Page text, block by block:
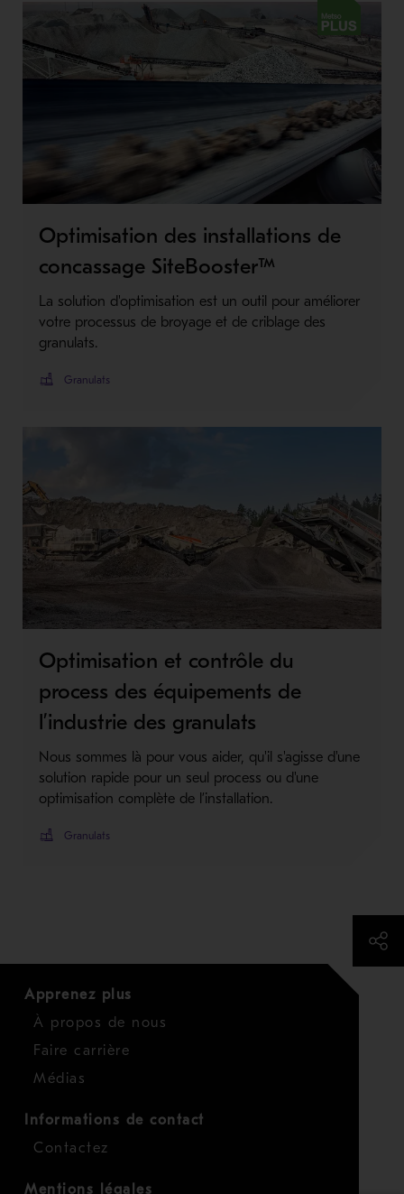
Metso Plus
Optimisation des installations de
concassage SiteBooster™
La solution d'optimisation est un outil pour améliorer
votre processus de broyage et de criblage des
granulats.
Granulats
Optimisation et contrôle du
process des équipements de
l’industrie des granulats
Nous sommes là pour vous aider, qu'il s'agisse d'une
solution rapide pour un seul process ou d'une
optimisation complète de l’installation.
Granulats
Apprenez plus
À propos de nous
Faire carrière
Médias
Informations de contact
Contactez
Mentions légales